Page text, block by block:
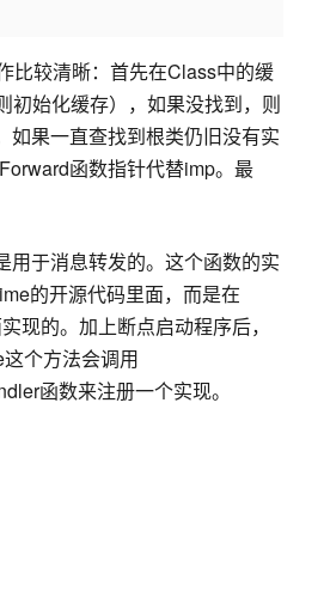
比较清晰：首先在Class中的缓
初始化缓存），如果没找到，则
如果一直查找到根类仍旧没有实
函数指针代替imp。最
用于消息转发的。这个函数的实
的开源代码里面，而是在
现的。加上断点启动程序后，
个方法会调用
函数来注册一个实现。